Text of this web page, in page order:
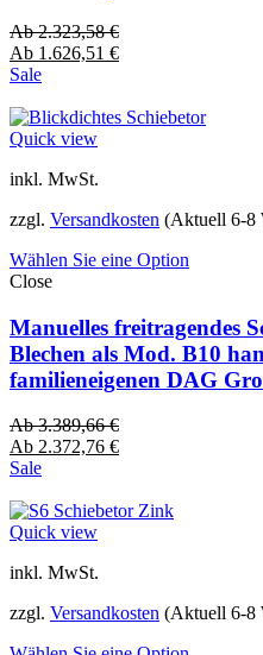
Ab2.323,58€
Ab 1.626,51 €
Sale
Quick view
inkl. MwSt.
zzgl. Versandkosten (Aktuell 6-8
Wählen Sie eine Option
Close
Manuelles freitragendes
Blechen als Mod. B10
familieneigenen DAG
Ab3.389,66€
Ab 2.372,76 €
Sale
Quick view
inkl. MwSt.
zzgl. Versandkosten (Aktuell 6-8